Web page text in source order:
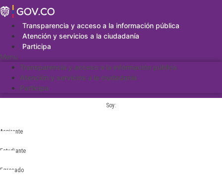
Saltar
al
contenidoTransparencia y acceso a la información pública
Atención y servicios a la ciudadanía
Participa
Menu
Transparencia y acceso a la información pública
Atención y servicios a la ciudadanía
Participa
Soy:
Aspirante
Estudiante
Egresado